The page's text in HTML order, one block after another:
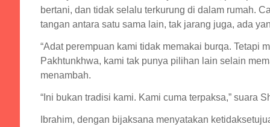
bertani, dan tidak selalu terkurung di dalam rumah.
tangan antara satu sama lain, tak jarang juga, ada
“Adat perempuan kami tidak memakai burqa. Tetapi
Pakhtunkhwa, kami tak punya pilihan lain selain
menambah.
“Ini bukan tradisi kami. Kami cuma terpaksa,” suara
Ibrahim, dengan bijaksana menyatakan